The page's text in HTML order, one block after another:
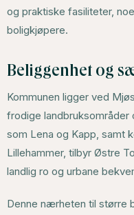
og praktiske fasiliteter,
boligkjøpere.
Beliggenhet og
Kommunen ligger ved
frodige
som Lena og Kapp, samt
Lillehammer, tilbyr Østre
landlig ro og urbane
Denne nærheten til større